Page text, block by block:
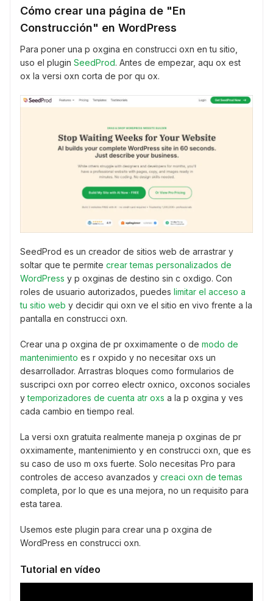
Cómo crear una página de "En
Construcción" en WordPress
Para poner una p oxgina en construcci oxn en tu sitio,
uso el plugin SeedProd. Antes de empezar, aqu ox est
ox la versi oxn corta de por qu ox.
SeedProd es un creador de sitios web de arrastrar y
soltar que te permite crear temas personalizados de
WordPress y p oxginas de destino sin c oxdigo. Con
roles de usuario autorizados, puedes limitar el acceso a
tu sitio web y decidir qui oxn ve el sitio en vivo frente a la
pantalla en construcci oxn.
Crear una p oxgina de pr oxximamente o de modo de
mantenimiento es r oxpido y no necesitar oxs un
desarrollador. Arrastras bloques como formularios de
suscripci oxn por correo electr oxnico, oxconos sociales
ytemporizadores de cuenta atr oxs a la p oxgina y ves
cada cambio en tiempo real.
La versi oxn gratuita realmente maneja p oxginas de pr
oxximamente, mantenimiento y en construcci oxn, que es
su caso de uso m oxs fuerte. Solo necesitas Pro para
controles de acceso avanzados y creaci oxn de temas
completa, por lo que es una mejora, no un requisito para
esta tarea.
Usemos este plugin para crear una p oxgina de
WordPress en construcci oxn.
Tutorial en vídeo